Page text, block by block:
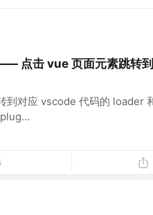
点击 vue 页面元素跳转
到对应 vscode 代码的 loader